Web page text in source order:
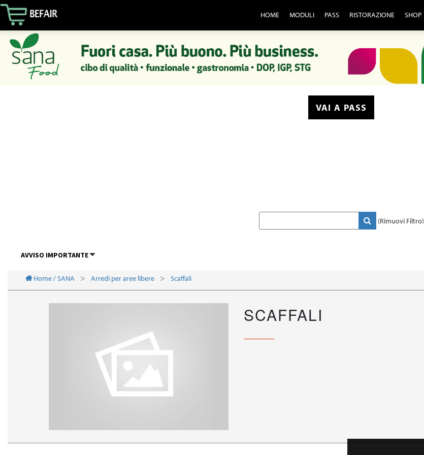
HOME MODULI PASS RISTORAZIONE SHOP
VAI A PASS
(Rimuovi Filtro)
AVVISO IMPORTANTE
Home / SANA Arredi per aree libere Scaffali
SCAFFALI